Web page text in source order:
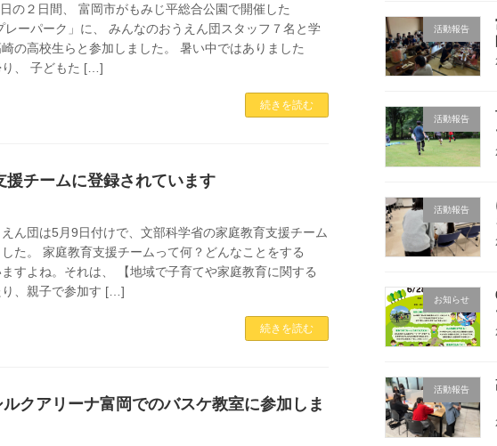
の２日間、 富岡市がもみじ平総合公園で開催した
レーパーク」に、 みんなのおうえん団スタッフ７名と学
の高校生らと参加しました。 暑い中ではありました
り、 子どもた […]
続きを読む
援チームに登録されています
ん団は5月9日付けで、文部科学省の家庭教育支援チーム
た。 家庭教育支援チームって何？どんなことをする
すよね。それは、 【地域で子育てや家庭教育に関する
、親子で参加す […]
続きを読む
クアリーナ富岡でのバスケ教室に参加しま
活動報告
活動報告
活動報告
お知らせ
活動報告